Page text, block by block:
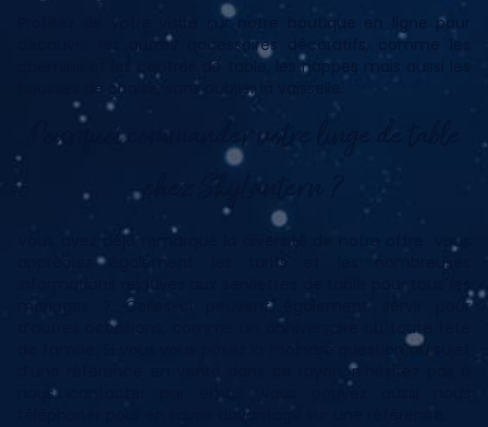
Profitez de votre visite sur notre boutique en ligne pour
découvrir les autres accessoires décoratifs, comme les
chemins et les centres de table, les nappes mais aussi les
housses de chaise, sans oublier la vaisselle.
Pourquoi commander votre linge de table
chez SkyLantern ?
Vous avez déjà remarqué la diversité de notre offre. Vous
appréciez également les tarifs et les nombreuses
informations relatives aux serviettes de table pour tous les
mariages ? Celles-ci peuvent également servir pour
d’autres occasions, comme un anniversaire ou toute fête
de famille. Si vous vous posez la moindre question au sujet
d’une référence en vente dans ce rayon, n’hésitez pas à
nous contacter par email. Vous pouvez aussi nous
téléphoner pour en savoir davantage sur une référence.